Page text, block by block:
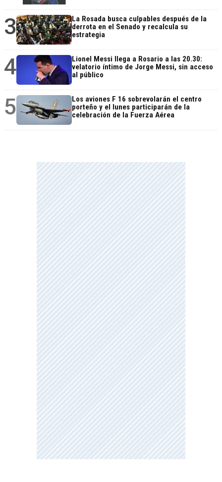
3
La Rosada busca culpables después de la
derrota en el Senado y recalcula su
estrategia
4
Lionel Messi llega a Rosario a las 20.30:
velatorio íntimo de Jorge Messi, sin acceso
al público
5
Los aviones F 16 sobrevolarán el centro
porteño y el lunes participarán de la
celebración de la Fuerza Aérea